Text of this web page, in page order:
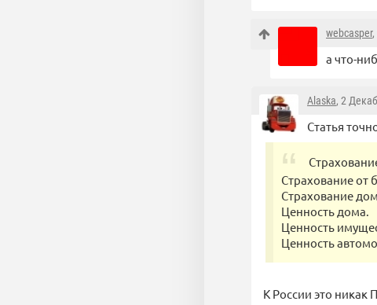
webcasper,
а что-
Alaska, 2
Статья
Страхование от
Страхование
Ценность дома.
Ценность
Ценность
К России это